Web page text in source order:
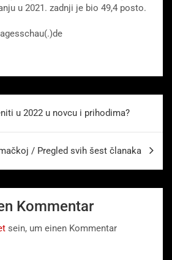
u 2021. zadnji je bio 49,4 posto.
u 2022 u novcu i prihodima?
/ Pregled svih šest članaka
Kommentar
sein, um einen Kommentar